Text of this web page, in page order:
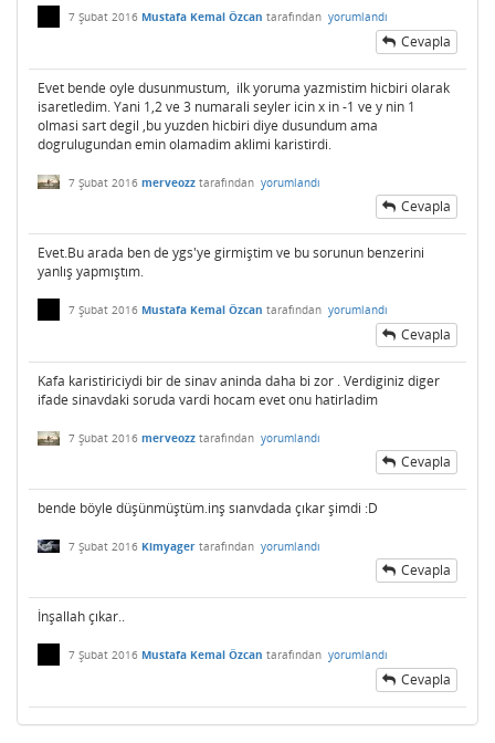
7 Şubat 2016 Mustafa Kemal Özcan tarafından yorumlandı
Cevapla
Evet bende oyle dusunmustum, ilk yoruma yazmistim hicbiri olarak
isaretledim. Yani 1,2 ve 3 numarali seyler icin x in -1 ve y nin 1
olmasi sart degil ,bu yuzden hicbiri diye dusundum ama
dogrulugundan emin olamadim aklimi karistirdi.
7 Şubat 2016 merveozz tarafından yorumlandı
Cevapla
Evet.Bu arada ben de ygs'ye girmiştim ve bu sorunun benzerini
yanlış yapmıştım.
7 Şubat 2016 Mustafa Kemal Özcan tarafından yorumlandı
Cevapla
Kafa karistiriciydi bir de sinav aninda daha bi zor . Verdiginiz diger
ifade sinavdaki soruda vardi hocam evet onu hatirladim
7 Şubat 2016 merveozz tarafından yorumlandı
Cevapla
bende böyle düşünmüştüm.inş sıanvdada çıkar şimdi :D
7 Şubat 2016 Kimyager tarafından yorumlandı
Cevapla
İnşallah çıkar..
7 Şubat 2016 Mustafa Kemal Özcan tarafından yorumlandı
Cevapla